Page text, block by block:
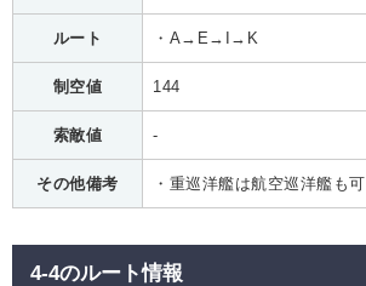
ルート ・A→E→I→K
制空値 144
索敵値 -
その他備考 ・重巡洋艦は航空巡洋艦も可
4-4のルート情報